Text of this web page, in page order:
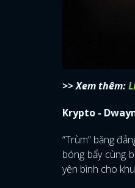
>> Xem thêm:
Krypto -
“Trùm” băng
bóng bẩy cùng
yên bình cho